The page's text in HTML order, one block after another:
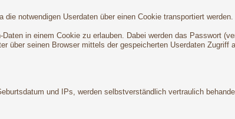
notwendigen Userdaten über einen Cookie transportiert
in einem Cookie zu erlauben. Dabei werden das Passwort
über seinen Browser mittels der gespeicherten Userdaten Zugriff
und IPs, werden selbstverständlich vertraulich